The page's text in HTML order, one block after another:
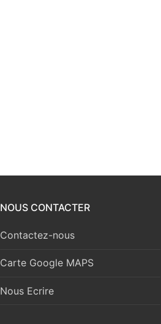
NOUS CONTACTER
Contactez-nous
Carte Google MAPS
Nous Ecrire